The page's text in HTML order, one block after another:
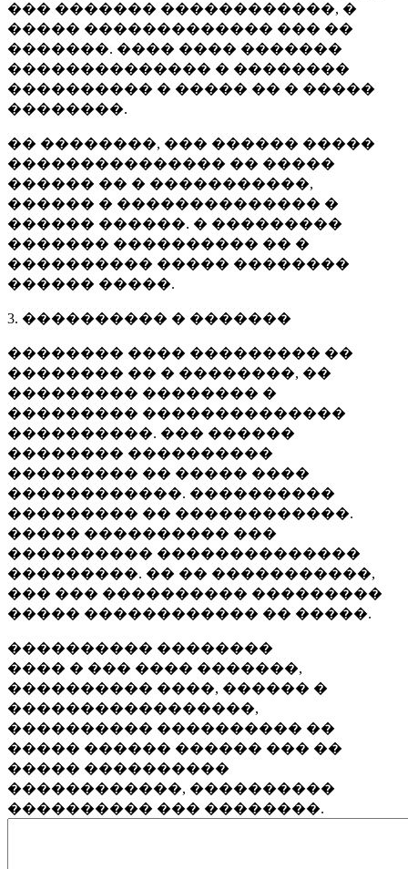
��� ������� ������������, �
����� ������������� ��� ��
�������. ���� ���� �������
�������������� � ��������
���������� � ����� �� � �����
��������.
�� ��������, ��� ������ �����
��������������� �� �����
������ �� � �����������,
������ � �������������� �
������ ������. � ���������
������� ���������� �� �
���������� ����� ��������
������ �����.
3. ���������� � �������
�������� ���� ��������� ��
�������� �� � ��������, ��
��������� �������� �
��������� ��������������
����������. ��� ������
�������� ����������
��������� �� ����� ����
������������. ����������
��������� �� ������������.
����� ���������� ���
���������� ��������������
���������. �� �� �����������,
��� ��� ���������� ���������
����� ������������ �� �����.
���������� ��������
���� � ��� ���� �������,
���������� ����, ������ �
�����������������,
���������� ���������� ��
����� ������ ������ ��� ��
����� ����������
������������, ����������
���������� ��� ��������.